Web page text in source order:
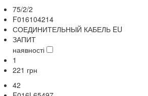
75/2/2
F016104214
СОЕДИНИТЕЛЬНЫЙ КАБЕЛЬ EU
ЗАПИТ
наявності
1
221 грн
42